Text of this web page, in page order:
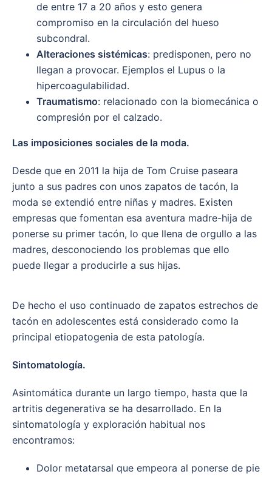
de entre 17 a 20 años y esto genera
compromiso en la circulación del hueso
subcondral.
Alteraciones sistémicas: predisponen, pero no
llegan a provocar. Ejemplos el Lupus o la
hipercoagulabilidad.
Traumatismo: relacionado con la biomecánica o
compresión por el calzado.
Las imposiciones sociales de la moda.
Desde que en 2011 la hija de Tom Cruise paseara
junto a sus padres con unos zapatos de tacón, la
moda se extendió entre niñas y madres. Existen
empresas que fomentan esa aventura madre-hija de
ponerse su primer tacón, lo que llena de orgullo a las
madres, desconociendo los problemas que ello
puede llegar a producirle a sus hijas.
De hecho el uso continuado de zapatos estrechos de
tacón en adolescentes está considerado como la
principal etiopatogenia de esta patología.
Sintomatología.
Asintomática durante un largo tiempo, hasta que la
artritis degenerativa se ha desarrollado. En la
sintomatología y exploración habitual nos
encontramos:
Dolor metatarsal que empeora al ponerse de pie